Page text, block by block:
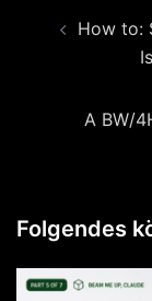
How to:
A BW/
Folgendes